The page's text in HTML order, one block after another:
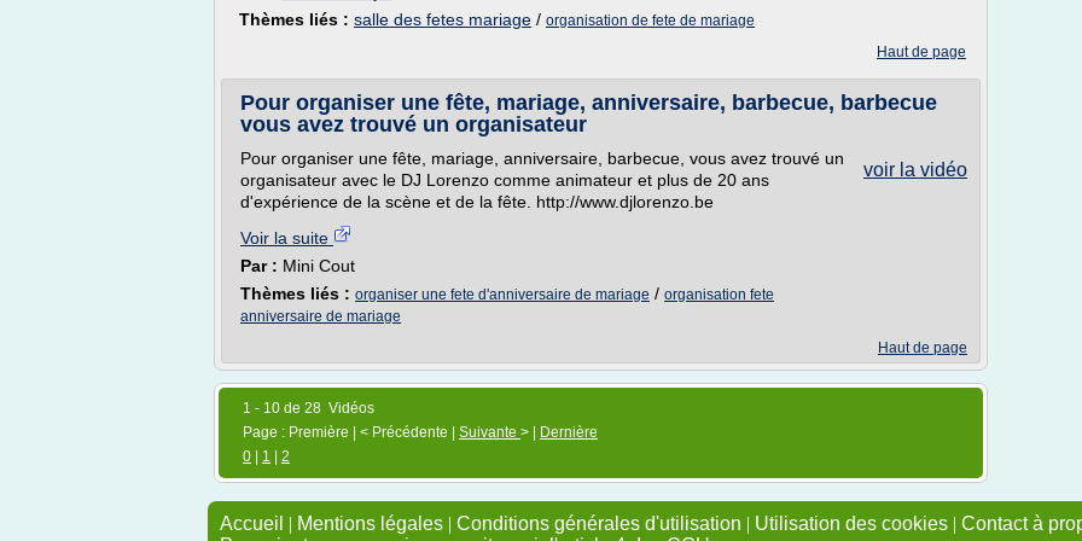
Thèmes liés : salle des fetes mariage / organisation de fete de mariage
Haut de page
Pour organiser une fête, mariage, anniversaire, barbecue, barbecue
vous avez trouvé un organisateur
voir la vidéo
Pour organiser une fête, mariage, anniversaire, barbecue, vous avez trouvé un
organisateur avec le DJ Lorenzo comme animateur et plus de 20 ans
d'expérience de la scène et de la fête. http://www.djlorenzo.be
Voir la suite
Par : Mini Cout
Thèmes liés : organiser une fete d'anniversaire de mariage / organisation fete
anniversaire de mariage
Haut de page
1 - 10 de 28 Vidéos
Page : Première | < Précédente | Suivante > |
Dernière
0
1 2
Accueil | Mentions légales | Conditions générales d'utilisation | Utilisation des cookies | Contact à